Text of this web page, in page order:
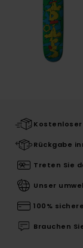
Rückgabe
Treten Sie
Unser
100%
Brauchen